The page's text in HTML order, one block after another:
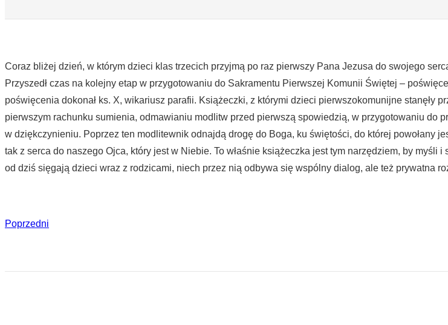
Coraz bliżej dzień, w którym dzieci klas trzecich przyjmą po raz pierwszy Pana Jezusa do swojego
Przyszedł czas na kolejny etap w przygotowaniu do Sakramentu Pierwszej Komunii Świętej –
poświęcenia dokonał ks. X, wikariusz parafii. Książeczki, z którymi dzieci pierwszokomunijne stanęły
pierwszym rachunku sumienia, odmawianiu modlitw przed pierwszą spowiedzią, w przygotowaniu do
w dziękczynieniu. Poprzez ten modlitewnik odnajdą drogę do Boga, ku świętości, do której powołany
tak z serca do naszego Ojca, który jest w Niebie. To właśnie książeczka jest tym narzędziem, by myśli i
od dziś sięgają dzieci wraz z rodzicami, niech przez nią odbywa się wspólny dialog, ale też prywatna
Poprzedni